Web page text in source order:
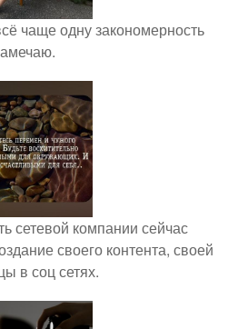
чаще одну закономерность
сетевой компании сейчас
своего контента, своей
в соц сетях.